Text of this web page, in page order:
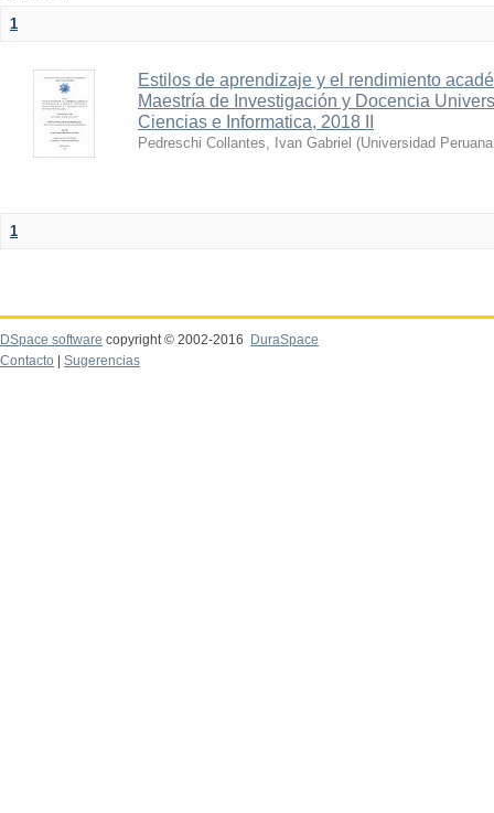
1
Estilos de aprendizaje y el rendimiento
Maestría de Investigación y Docencia
Ciencias e Informatica, 2018 II
Pedreschi Collantes, Ivan Gabriel (Universidad
1
DSpace software copyright © 2002-2016
DuraSpace
Contacto
Sugerencias